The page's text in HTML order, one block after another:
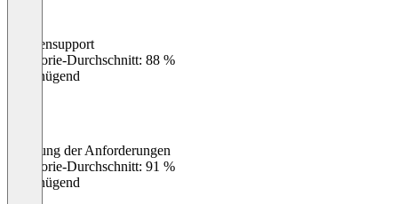
Kundensupport
Kategorie-Durchschnitt: 88 %
Ungenügend
Erfüllung der Anforderungen
Kategorie-Durchschnitt: 91 %
Ungenügend